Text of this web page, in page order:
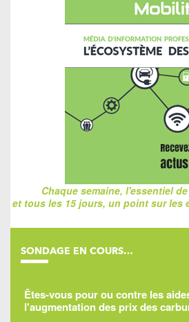
Chaque semaine, l'essentiel
et tous les 15 jours, un point sur les
SONDAGE EN COURS…
Êtes-vous pour ou contre les
l'augmentation des prix des